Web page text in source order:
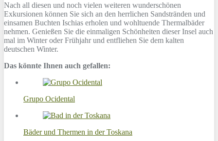
Nach all diesen und noch vielen weiteren wunderschönen
Exkursionen können Sie sich an den herrlichen Sandstränden und
einsamen Buchten Ischias erholen und wohltuende Thermalbäder
nehmen. Genießen Sie die einmaligen Schönheiten dieser Insel auch
mal im Winter oder Frühjahr und entfliehen Sie dem kalten
deutschen Winter.
Das könnte Ihnen auch gefallen:
Grupo Ocidental
Bäder und Thermen in der Toskana